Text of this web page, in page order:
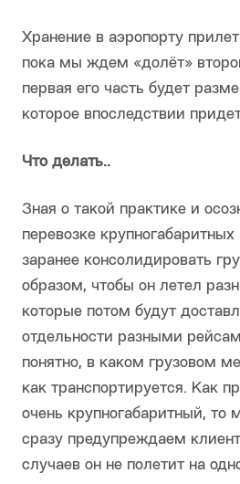
Хранение в аэропорту
пока мы ждем «долёт»
первая его часть будет
которое впоследствии
Что делать..
Зная о такой практике и
перевозке
заранее консолидировать
образом, чтобы он летел
которые потом будут
отдельности разными
понятно, в каком грузовом
как транспортируется. Как
очень крупногабаритный, то
сразу предупреждаем
случаев он не полетит на